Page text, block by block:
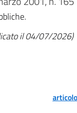
il 04/07/2026)